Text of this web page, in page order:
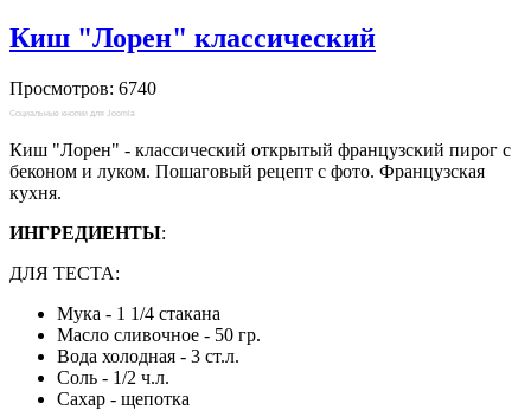
Киш "Лорен" классический
Просмотров: 6740
Социальные кнопки для Joomla
Киш "Лорен" - классический открытый французский пирог с
беконом и луком. Пошаговый рецепт с фото. Французская
кухня.
ИНГРЕДИЕНТЫ:
ДЛЯ ТЕСТА:
Мука - 1 1/4 стакана
Масло сливочное - 50 гр.
Вода холодная - 3 ст.л.
Соль - 1/2 ч.л.
Сахар - щепотка